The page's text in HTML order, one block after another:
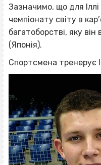
Зазначимо, що для
чемпіонату світу в
багатоборстві, яку
(Японія).
Спортсмена тренерує